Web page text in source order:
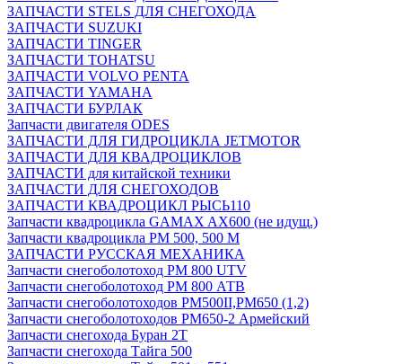
ЗАПЧАСТИ STELS ДЛЯ СНЕГОХОДА
ЗАПЧАСТИ SUZUKI
ЗАПЧАСТИ TINGER
ЗАПЧАСТИ TOHATSU
ЗАПЧАСТИ VOLVO PENTA
ЗАПЧАСТИ YAMAHA
ЗАПЧАСТИ БУРЛАК
Запчасти двигателя ODES
ЗАПЧАСТИ ДЛЯ ГИДРОЦИКЛА JETMOTOR
ЗАПЧАСТИ ДЛЯ КВАДРОЦИКЛОВ
ЗАПЧАСТИ для китайской техники
ЗАПЧАСТИ ДЛЯ СНЕГОХОДОВ
ЗАПЧАСТИ КВАДРОЦИКЛ РЫСЬ110
Запчасти квадроцикла GAMAX AX600 (не идущ.)
Запчасти квадроцикла РМ 500, 500 М
ЗАПЧАСТИ РУССКАЯ МЕХАНИКА
Запчасти снегоболотоход РМ 800 UTV
Запчасти снегоболотоход РМ 800 АТВ
Запчасти снегоболотоходов РМ500II,РМ650 (1,2)
Запчасти снегоболотоходов РМ650-2 Армейский
Запчасти снегохода Буран 2Т
Запчасти снегохода Тайга 500